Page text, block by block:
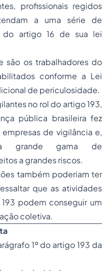
profissionais regidos
a uma série de
do artigo 16 de sua lei
são os trabalhadores do
conforme a Lei
de periculosidade.
no rol do artigo 193,
pública brasileira fez
de vigilância e,
grande gama de
a grandes riscos.
também poderiam ter
que as atividades
podem conseguir um
coletiva.
1º do artigo 193 da